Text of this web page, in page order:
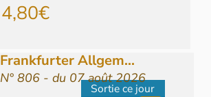
4,80€
Sortie ce jour
Frankfurter Allgem...
N° 806 - du 07 août 2026